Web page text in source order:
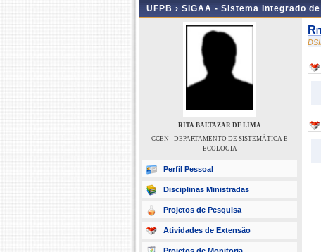
UFPB › SIGAA - Sistema Integrado
RITA BALTAZAR DE LIMA
CCEN - DEPARTAMENTO DE SISTEMÁTICA E
ECOLOGIA
Perfil Pessoal
Disciplinas Ministradas
Projetos de Pesquisa
Atividades de Extensão